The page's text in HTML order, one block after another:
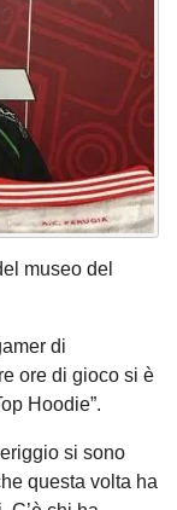
museo del
di
ore di gioco si è
Hoodie”.
si sono
questa volta ha